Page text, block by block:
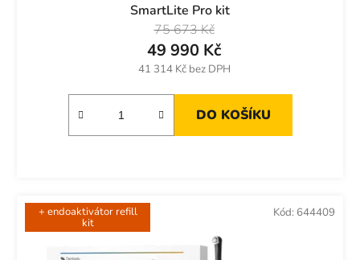
SmartLite Pro kit
41 314 Kč bez DPH
49 990 Kč
75 673 Kč
DO KOŠÍKU
+ endoaktivátor refill
kit
Kód: 644409